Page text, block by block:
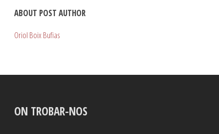
ABOUT POST AUTHOR
Oriol Boix Bufias
ON TROBAR-NOS